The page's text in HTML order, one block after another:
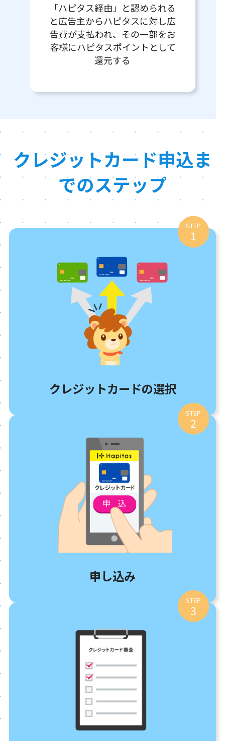
「ハピタス経由」と認められる
と広告主からハピタスに対し広
告費が支払われ、その一部をお
客様にハピタスポイントとして
還元する
クレジットカード申込ま
でのステップ
STEP
1
クレジットカードの選択
STEP
2
申し込み
STEP
3